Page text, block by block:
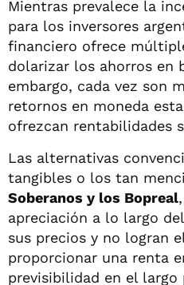
Mientras prevalece la
para los inversores
financiero ofrece
dolarizar los ahorros en
embargo, cada vez son
retornos en moneda
ofrezcan rentabilidades
Las alternativas
tangibles o los tan
Soberanos y los Bopreal
apreciación a lo largo
sus precios y no logran
proporcionar una renta
previsibilidad en el largo